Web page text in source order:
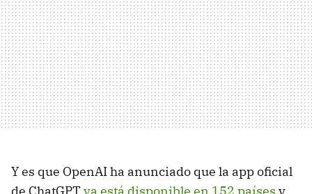
Y es que OpenAI ha anunciado que la app oficial